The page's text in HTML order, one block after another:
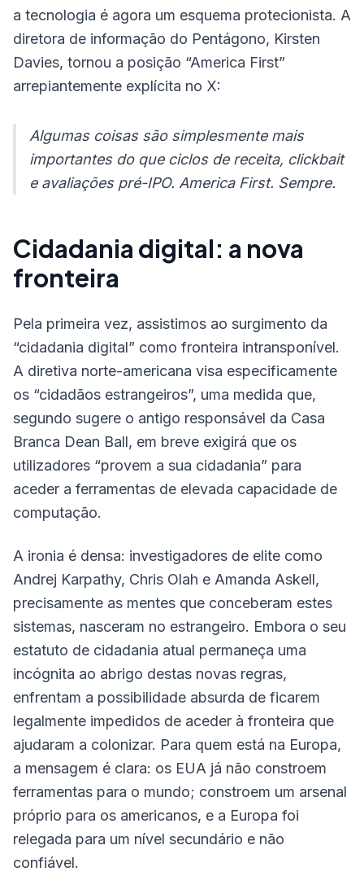
a tecnologia é agora um esquema protecionista. A
diretora de informação do Pentágono, Kirsten
Davies, tornou a posição “America First”
arrepiantemente explícita no X:
Algumas coisas são simplesmente mais
importantes do que ciclos de receita, clickbait
e avaliações pré-IPO. America First. Sempre.
Cidadania digital: a nova
fronteira
Pela primeira vez, assistimos ao surgimento da
“cidadania digital” como fronteira intransponível.
A diretiva norte-americana visa especificamente
os “cidadãos estrangeiros”, uma medida que,
segundo sugere o antigo responsável da Casa
Branca Dean Ball, em breve exigirá que os
utilizadores “provem a sua cidadania” para
aceder a ferramentas de elevada capacidade de
computação.
A ironia é densa: investigadores de elite como
Andrej Karpathy, Chris Olah e Amanda Askell,
precisamente as mentes que conceberam estes
sistemas, nasceram no estrangeiro. Embora o seu
estatuto de cidadania atual permaneça uma
incógnita ao abrigo destas novas regras,
enfrentam a possibilidade absurda de ficarem
legalmente impedidos de aceder à fronteira que
ajudaram a colonizar. Para quem está na Europa,
a mensagem é clara: os EUA já não constroem
ferramentas para o mundo; constroem um arsenal
próprio para os americanos, e a Europa foi
relegada para um nível secundário e não
confiável.